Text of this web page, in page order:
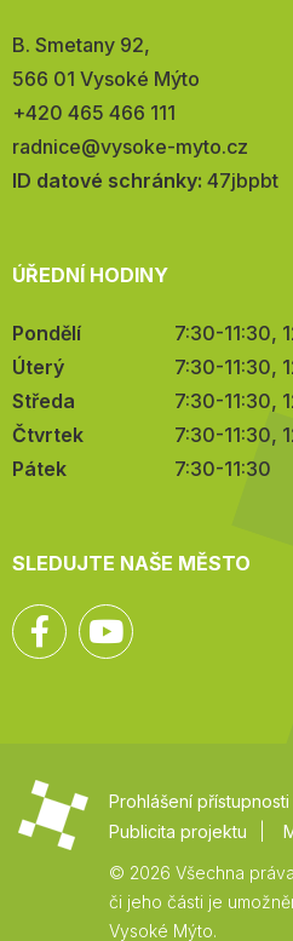
Adresa:
B. Smetany 92,
566 01 Vysoké Mýto
Telefon:
+420 465 466 111
E-
mail:
radnice@vysoke-myto.cz
ID datové schránky: 47jbpbt
ÚŘEDNÍ HODINY
Pondělí
7:30-11:30,
Úterý
7:30-11:30,
Středa
7:30-11:30,
Čtvrtek
7:30-11:30,
Pátek
7:30-11:30
SLEDUJTE NAŠE MĚSTO
Facebook
Prohlášení přístupnosti
Publicita projektu
© 2026 Všechna
či jeho části je
Vysoké Mýto.